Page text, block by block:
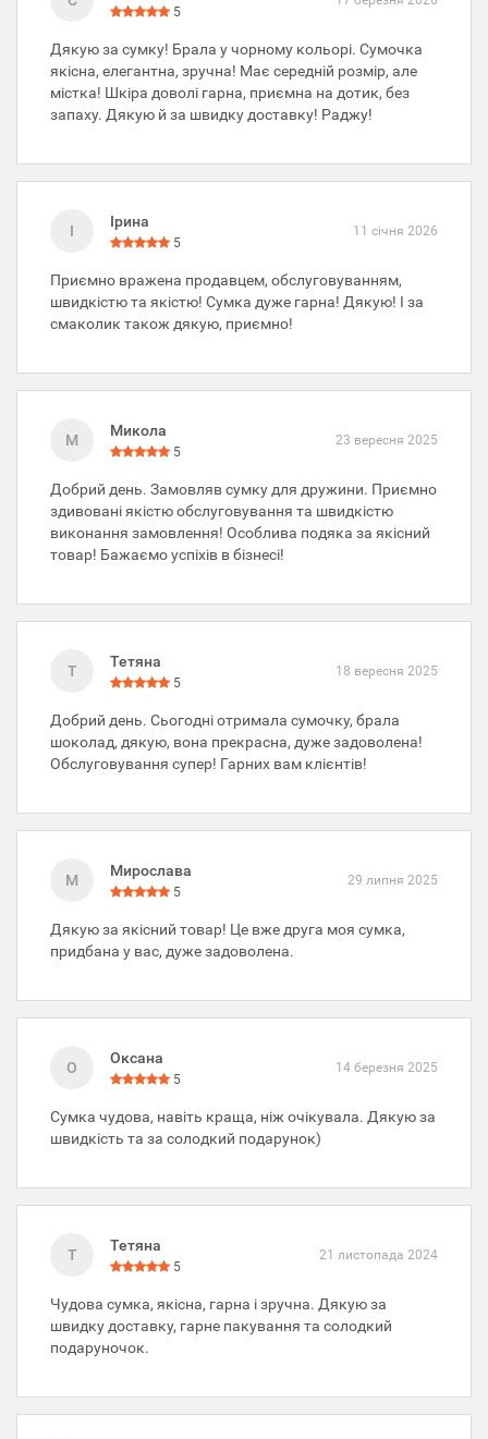
5
Дякую за сумку! Брала у чорному кольорі. Сумочка
якісна, елегантна, зручна! Має середній розмір, але
містка! Шкіра доволі гарна, приємна на дотик, без
запаху. Дякую й за швидку доставку! Раджу!
І
Ірина
5
11 січня 2026
Приємно вражена продавцем, обслуговуванням,
швидкістю та якістю! Сумка дуже гарна! Дякую! І за
смаколик також дякую, приємно!
М
Микола
5
23 вересня 2025
Добрий день. Замовляв сумку для дружини. Приємно
здивовані якістю обслуговування та швидкістю
виконання замовлення! Особлива подяка за якісний
товар! Бажаємо успіхів в бізнесі!
Т
Тетяна
5
18 вересня 2025
Добрий день. Сьогодні отримала сумочку, брала
шоколад, дякую, вона прекрасна, дуже задоволена!
Обслуговування супер! Гарних вам клієнтів!
М
Мирослава
5
29 липня 2025
Дякую за якісний товар! Це вже друга моя сумка,
придбана у вас, дуже задоволена.
О
Оксана
5
14 березня 2025
Сумка чудова, навіть краща, ніж очікувала. Дякую за
швидкість та за солодкий подарунок)
Т
Тетяна
5
21 листопада 2024
Чудова сумка, якісна, гарна і зручна. Дякую за
швидку доставку, гарне пакування та солодкий
подаруночок.